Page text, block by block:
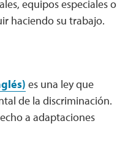
equipos especiales o
haciendo su trabajo.
es una ley que
de la discriminación.
a adaptaciones